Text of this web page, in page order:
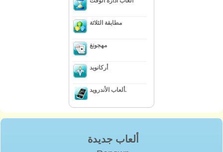
مطابقة الثلاثة
مهجونغ
أركانويد
ألعاب الأندرويد.
ألعاب جديدة